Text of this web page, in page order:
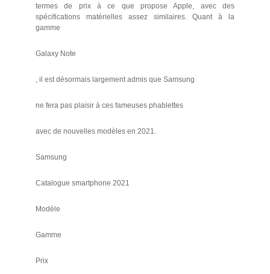
termes de prix à ce que propose Apple, avec des
spécifications matérielles assez similaires. Quant à la
gamme
Galaxy Note
, il est désormais largement admis que Samsung
ne fera pas plaisir à ces fameuses phablettes
avec de nouvelles modèles en 2021.
Samsung
Catalogue smartphone 2021
Modèle
Gamme
Prix